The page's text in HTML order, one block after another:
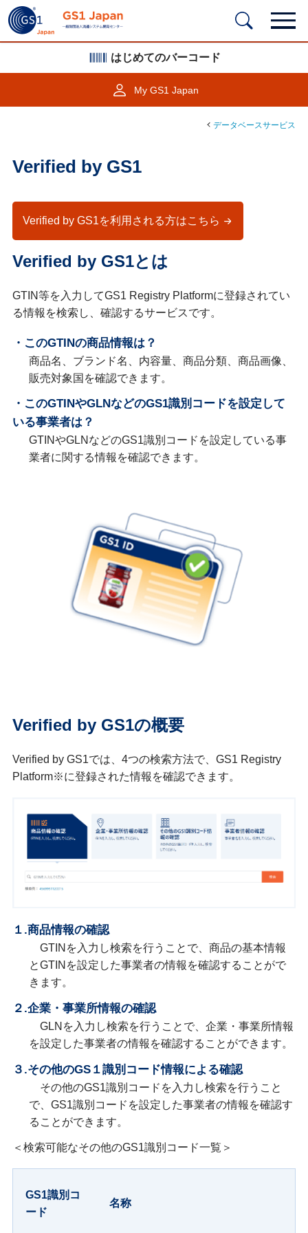
はじめてのバーコード
My GS1 Japan
データベースサービス
Verified by GS1
Verified by GS1を利用される方はこちら
Verified by GS1とは
GTIN等を入力してGS1 Registry Platformに登録されてい
る情報を検索し、確認するサービスです。
・このGTINの商品情報は？
商品名、ブランド名、内容量、商品分類、商品画像、
販売対象国を確認できます。
・このGTINやGLNなどのGS1識別コードを設定して
いる事業者は？
GTINやGLNなどのGS1識別コードを設定している事
業者に関する情報を確認できます。
Verified by GS1の概要
Verified by GS1では、4つの検索方法で、GS1 Registry
Platform※に登録された情報を確認できます。
１.商品情報の確認
GTINを入力し検索を行うことで、商品の基本情報
とGTINを設定した事業者の情報を確認することがで
きます。
２.企業・事業所情報の確認
GLNを入力し検索を行うことで、企業・事業所情報
を設定した事業者の情報を確認することができます。
３.その他のGS１識別コード情報による確認
その他のGS1識別コードを入力し検索を行うこと
で、GS1識別コードを設定した事業者の情報を確認す
ることができます。
＜検索可能なその他のGS1識別コード一覧＞
GS1識別コ
ード
名称